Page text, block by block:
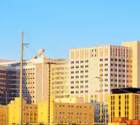
les parcourir ou en appuyant et en